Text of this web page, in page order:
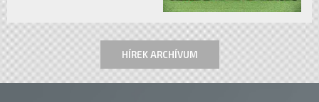
HÍREK ARCHÍVUM